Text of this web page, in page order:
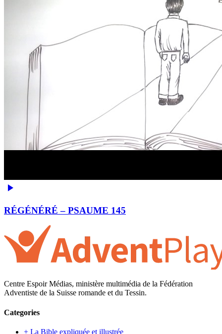
RÉGÉNÉRÉ – PSAUME 145
Centre Espoir Médias, ministère multimédia de la Fédération
Adventiste de la Suisse romande et du Tessin.
Categories
+ La Bible expliquée et illustrée